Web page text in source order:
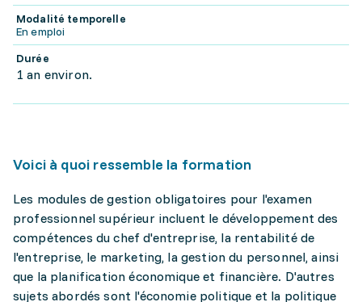
Modalité temporelle
En emploi
Durée
1 an environ.
Voici à quoi ressemble la formation
Les modules de gestion obligatoires pour l'examen
professionnel supérieur incluent le développement des
compétences du chef d'entreprise, la rentabilité de
l'entreprise, le marketing, la gestion du personnel, ainsi
que la planification économique et financière. D'autres
sujets abordés sont l'économie politique et la politique